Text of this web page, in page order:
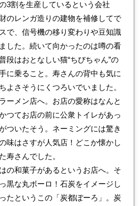
3割を生産しているという会社
のレンガ造りの建物を補修してで
で、信号機の移り変わりや豆知識
した。続いて向かったのは噂の看
段はおとなしい猫“ちびちゃん”の
に乗ること。寿さんの背中も気に
よさそうにくつろいでいました。
ーメン店へ。お店の愛称はなんと
つてお店の前に公衆トイレがあっ
ついたそう。ネーミングには驚き
味はさすが人気店！どこか懐かし
寿さんでした。
の和菓子があるというお店へ。そ
黒な丸ボーロ！石炭をイメージし
たというこの「炭都ぼーろ」。炭